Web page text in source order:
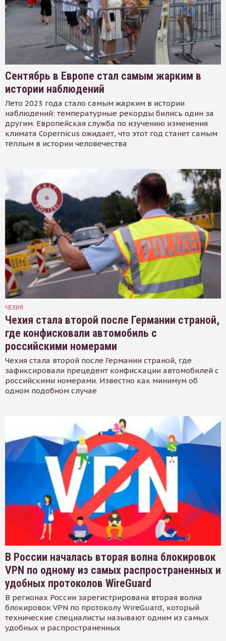
Сентябрь в Европе стал самым жарким в
истории наблюдений
Лето 2023 года стало самым жарким в истории
наблюдений: температурные рекорды бились один за
другим. Европейская служба по изучению изменения
климата Copernicus ожидает, что этот год станет самым
тёплым в истории человечества
ЧЕХИЯ
Чехия стала второй после Германии страной,
где конфисковали автомобиль с
российскими номерами
Чехия стала второй после Германии страной, где
зафиксировали прецедент конфискации автомобилей с
российскими номерами. Известно как минимум об
одном подобном случае
В России началась вторая волна блокировок
VPN по одному из самых распространенных и
удобных протоколов WireGuard
В регионах России зарегистрирована вторая волна
блокировок VPN по протоколу WireGuard, который
технические специалисты называют одним из самых
удобных и распространенных